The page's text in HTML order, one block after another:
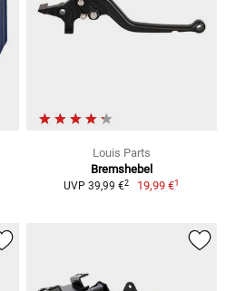
Louis Parts
Bremshebel
UVP 39,99 €2 19,99 €1